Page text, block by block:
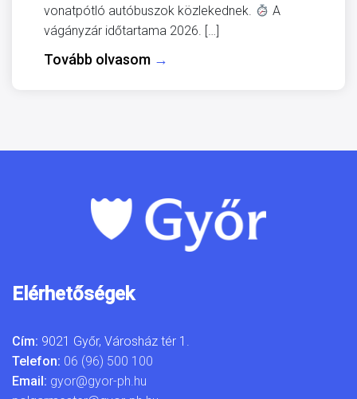
vonatpótló autóbuszok közlekednek.
A
vágányzár időtartama 2026. […]
Tovább olvasom →
Elérhetőségek
Cím: 9021 Győr, Városház tér 1.
Telefon: 06 (96) 500 100
Email: gyor@gyor-ph.hu